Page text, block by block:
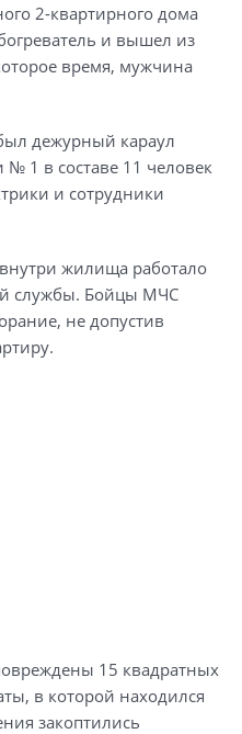
2-квартирного дома
и вышел из
время, мужчина
дежурный караул
№ 1 в составе 11 человек
и сотрудники
жилища работало
службы. Бойцы МЧС
не допустив
15 квадратных
в которой находился
закоптились